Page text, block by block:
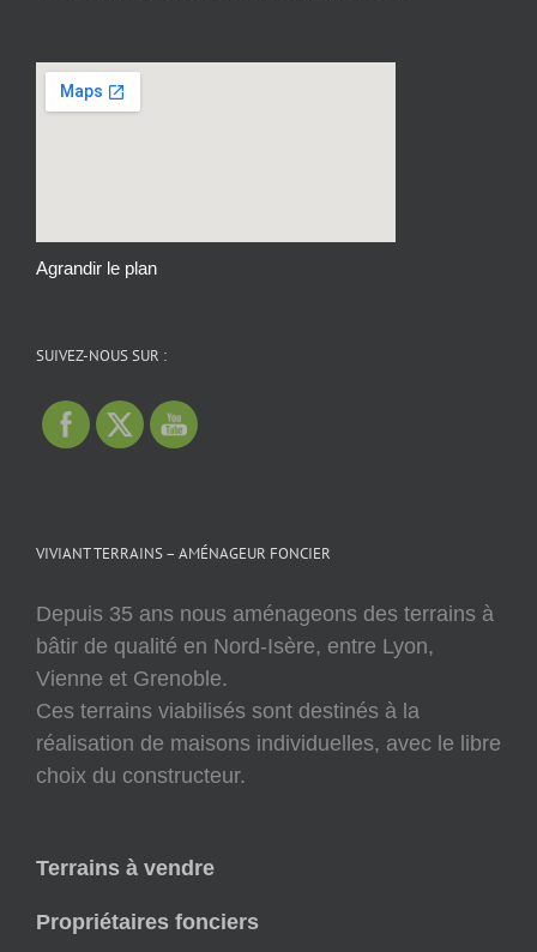
Agrandir le plan
SUIVEZ-NOUS SUR :
VIVIANT TERRAINS – AMÉNAGEUR FONCIER
Depuis 35 ans nous aménageons des terrains à
bâtir de qualité en Nord-Isère, entre Lyon,
Vienne et Grenoble.
Ces terrains viabilisés sont destinés à la
réalisation de maisons individuelles, avec le libre
choix du constructeur.
Terrains à vendre
Propriétaires fonciers